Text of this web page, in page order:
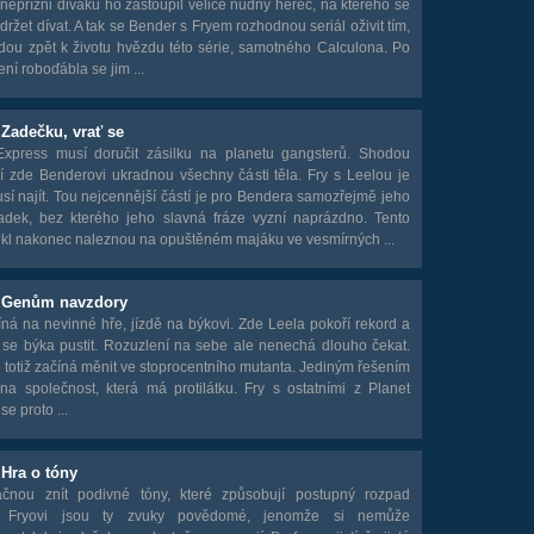
diváků ho zastoupil velice nudný herec, na kterého se
dívat. A tak se Bender s Fryem rozhodnou seriál oživit tím,
zpět k životu hvězdu této série, samotného Calculona. Po
roboďábla se jim ...
Zadečku, vrať se
musí doručit zásilku na planetu gangsterů. Shodou
zde Benderovi ukradnou všechny části těla. Fry s Leelou je
najít. Tou nejcennější částí je pro Bendera samozřejmě jeho
bez kterého jeho slavná fráze vyzní naprázdno. Tento
nakonec naleznou na opuštěném majáku ve vesmírných ...
Genům navzdory
na nevinné hře, jízdě na býkovi. Zde Leela pokoří rekord a
býka pustit. Rozuzlení na sebe ale nenechá dlouho čekat.
totiž začíná měnit ve stoprocentního mutanta. Jediným řešením
společnost, která má protilátku. Fry s ostatními z Planet
proto ...
o tóny
znít podivné tóny, které způsobují postupný rozpad
Fryovi jsou ty zvuky povědomé, jenomže si nemůže